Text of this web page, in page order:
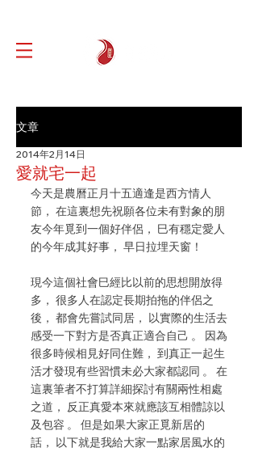
文章
愛就宅一起
2014年2月14日
今天是農曆正月十五適逢是西方情人
節， 在這裏想先祝願各位未有對象的朋
友今年覓到一個好伴侶， 巳有穩定愛人
的今年成其好事， 早日拉埋天窗！
現今這個社會巳經比以前的思想開放得
多， 很多人在認定長期拍拖的伴侶之
後， 都會先嘗試同居， 以實際的生活去
感受一下對方是否真正適合自己 。 因為
很多時候相見好同住難， 到真正一起生
活才發現有些習慣未必大家都認同 。 在
這裏筆者不打算詳細探討有關兩性相處
之道， 反正真愛本來就應該互相體諒以
及包容 。 但是如果大家正覓新居的
話， 以下就是我給大家一點家居風水的